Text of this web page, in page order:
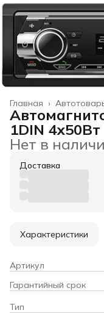
Главная ›
1DIN 4x50Вт
Нет в
Доставка
Характеристики
Артикул
Гарантийный срок
Тип